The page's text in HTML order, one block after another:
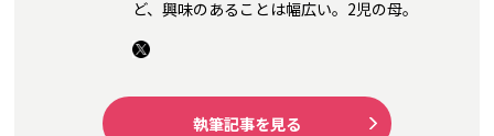
ど、興味のあることは幅広い。2児の母。
執筆記事を見る